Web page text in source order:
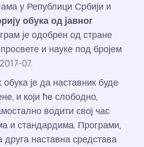
у Републици Србији и
обука од јавног
је одобрен од стране
и науке под бројем
07.
је да наставник буде
и који ће слободно,
водити свој час
и стандардима. Програми,
друга наставна средстава